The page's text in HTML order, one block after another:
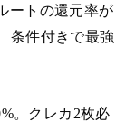
ートの還元率が
条件付きで最強
。クレカ2枚必